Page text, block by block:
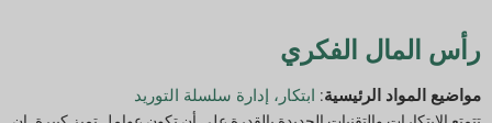
رأس المال الفكري
مواضيع المواد الرئيسية: ابتكار، إدارة سلسلة التوريد